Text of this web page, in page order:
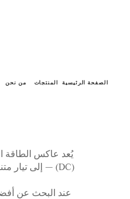
الصفحة الرئيسية المنتجات من نحن
عند البحث عن أفضل محول شمسي بقدرة ٥ كيلوواط لاحتياجاتك